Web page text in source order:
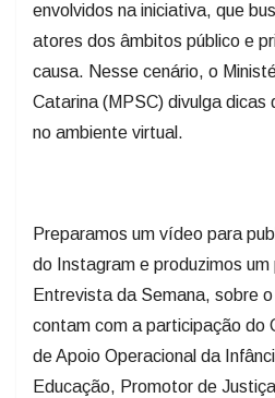
envolvidos na iniciativa, que
atores dos âmbitos público e
causa. Nesse cenário, o
Catarina (MPSC) divulga dicas
no ambiente virtual.
Preparamos um vídeo para
do Instagram e produzimos
Entrevista da Semana, sobre
contam com a participação do
de Apoio Operacional da
Educação, Promotor de